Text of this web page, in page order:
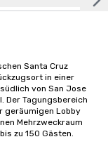
Santa Cruz
in einer
von San Jose
Der Tagungsbereich
geräumigen Lobby
Mehrzweckraum
zu 150 Gästen.